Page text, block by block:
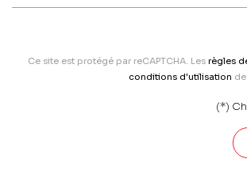
Ce site est protégé par reCAPTCHA. Les règles
conditions d'utilisation
(*)